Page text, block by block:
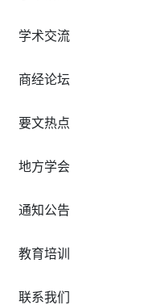
学术交流
商经论坛
要文热点
地方学会
通知公告
教育培训
联系我们